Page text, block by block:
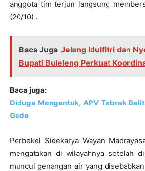
anggota tim terjun langsung
(20/10) .
Baca Juga Jelang Idulfitri dan
Bupati Buleleng Perkuat
Baca juga:
Diduga Mengantuk, APV Tabrak
Gede
Perbekel Sidekarya Wayan
mengatakan di wilayahnya setelah
muncul genangan air yang